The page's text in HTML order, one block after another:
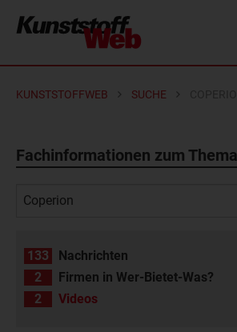
KUNSTSTOFFWEB SUCHE
Fachinformationen zum
133
Nachrichten
2
Firmen in Wer-Bietet-Was?
2
Videos